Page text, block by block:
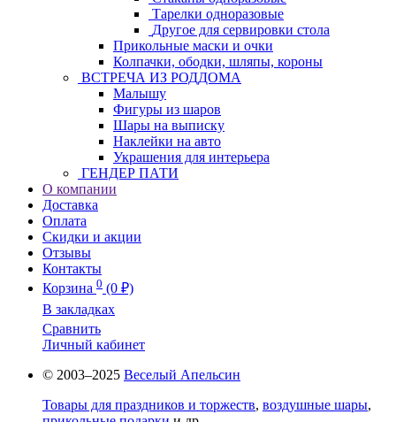
Тарелки одноразовые
Другое для сервировки стола
Прикольные маски и очки
Колпачки, ободки, шляпы, короны
ВСТРЕЧА ИЗ РОДДОМА
Малышу
Фигуры из шаров
Шары на выписку
Наклейки на авто
Украшения для интерьера
ГЕНДЕР ПАТИ
О компании
Доставка
Оплата
Скидки и акции
Отзывы
Контакты
Корзина 0 (0 ₽)
В закладках
Сравнить
Личный кабинет
© 2003–2025 Веселый Апельсин
Товары для праздников и торжеств, воздушные шары,